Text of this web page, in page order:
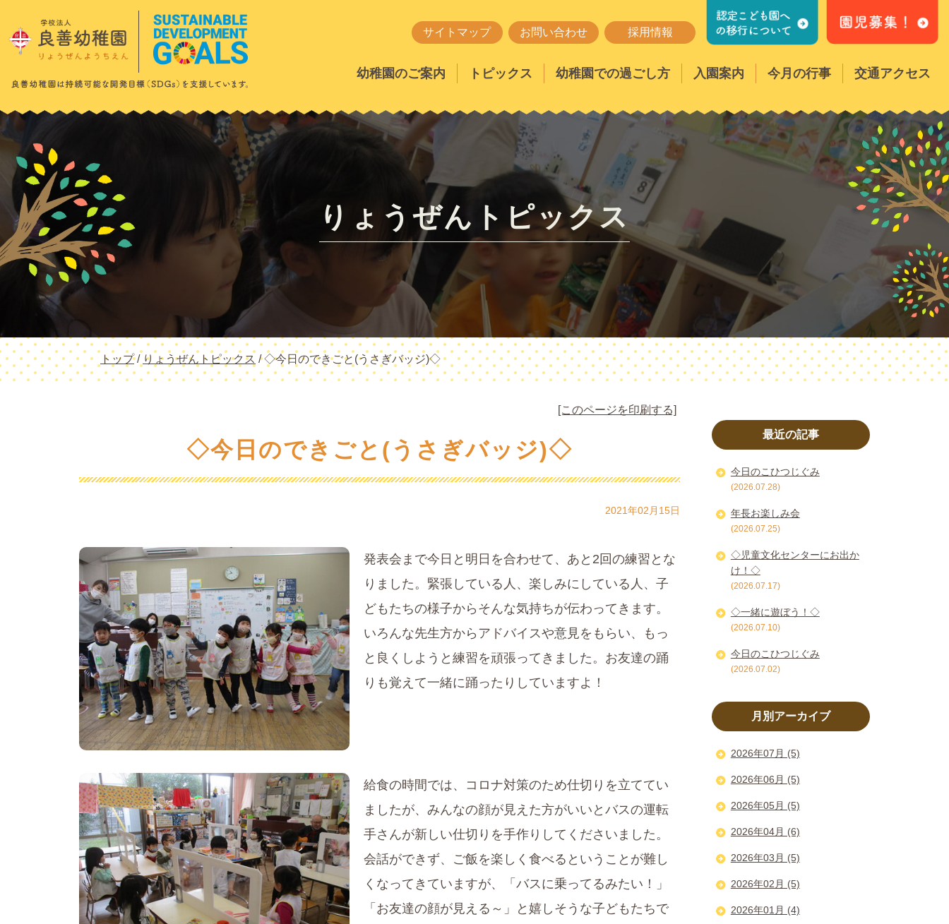
サイトマップ お問い合わせ 採用情報
幼稚園のご案内 トピックス 幼稚園での過ごし方 入園案内 今月の行事 交通アクセス
りょうぜんトピックス
現
在
トップ/ りょうぜんトピックス /◇今日のできごと(うさぎバッジ)◇
[このページを印刷する]
◇今日のできごと(うさぎバッジ)◇
2021年02月15日
発表会まで今日と明日を合わせて、あと2回の練習とな
りました。緊張している人、楽しみにしている人、子
どもたちの様子からそんな気持ちが伝わってきます。
いろんな先生方からアドバイスや意見をもらい、もっ
と良くしようと練習を頑張ってきました。お友達の踊
りも覚えて一緒に踊ったりしていますよ！
給食の時間では、コロナ対策のため仕切りを立ててい
ましたが、みんなの顔が見えた方がいいとバスの運転
手さんが新しい仕切りを手作りしてくださいました。
会話ができず、ご飯を楽しく食べるということが難し
くなってきていますが、「バスに乗ってるみたい！」
「お友達の顔が見える～」と嬉しそうな子どもたちで
最近の記事
今日のこひつじぐみ
(2026.07.28)
年長お楽しみ会
(2026.07.25)
◇児童文化センターにお出か
け！◇
(2026.07.17)
◇一緒に遊ぼう！◇
(2026.07.10)
今日のこひつじぐみ
(2026.07.02)
月別アーカイブ
2026年07月 (5)
2026年06月 (5)
2026年05月 (5)
2026年04月 (6)
2026年03月 (5)
2026年02月 (5)
2026年01月 (4)